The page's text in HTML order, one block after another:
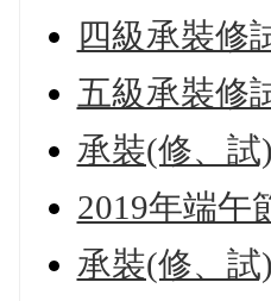
四級承裝修
五級承裝修
承裝(修、
2019年端午
承裝(修、